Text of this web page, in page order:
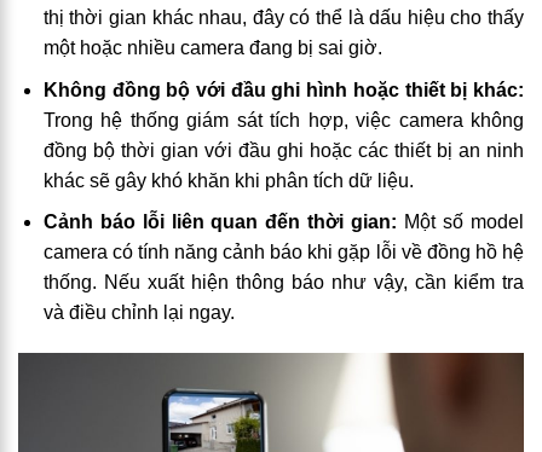
thị thời gian khác nhau, đây có thể là dấu hiệu cho thấy
một hoặc nhiều camera đang bị sai giờ.
Không đồng bộ với đầu ghi hình hoặc thiết bị khác:
Trong hệ thống giám sát tích hợp, việc camera không
đồng bộ thời gian với đầu ghi hoặc các thiết bị an ninh
khác sẽ gây khó khăn khi phân tích dữ liệu.
Cảnh báo lỗi liên quan đến thời gian: Một số model
camera có tính năng cảnh báo khi gặp lỗi về đồng hồ hệ
thống. Nếu xuất hiện thông báo như vậy, cần kiểm tra
và điều chỉnh lại ngay.